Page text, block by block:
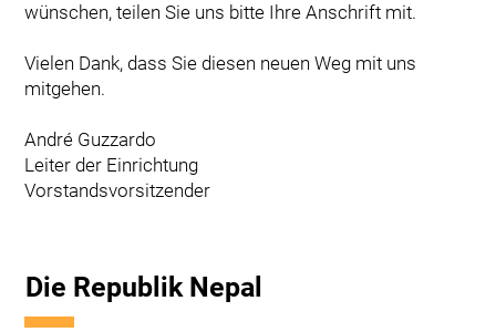
wünschen, teilen Sie uns bitte Ihre Anschrift mit.
Vielen Dank, dass Sie diesen neuen Weg mit uns
mitgehen.
André Guzzardo
Leiter der Einrichtung
Vorstandsvorsitzender
Die Republik Nepal